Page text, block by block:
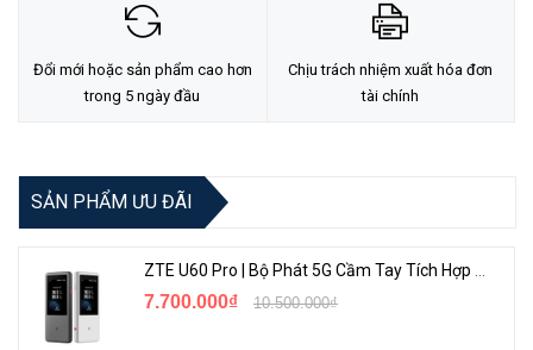
nâng cấp mạng 10G giá cả phải chăng cho khách hàng doanh
nghiệp dựa trên hiện tại Mạng cat6.
Đổi mới hoặc sản phẩm cao hơn
trong 5 ngày đầu
Chịu trách nhiệm xuất hóa đơn
tài chính
SẢN PHẨM ƯU ĐÃI
ZTE U60 Pro | Bộ Phát 5G Cầm Tay Tích Hợp Công Nghệ WiFi 7, Pin 10000mAh
7.700.000₫ 10.500.000₫